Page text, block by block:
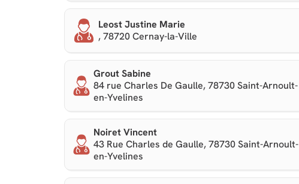
Leost Justine Marie
, 78720 Cernay-la-Ville
Grout Sabine
84 rue Charles De Gaulle, 78730 Saint-Arnoult-
en-Yvelines
Noiret Vincent
43 Rue Charles de Gaulle, 78730 Saint-Arnoult-
en-Yvelines